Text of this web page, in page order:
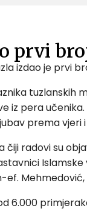
prvi
izdao je prvi
tuzlanskih
iz pera
prema vjeri
čiji radovi su
ef.
6.000